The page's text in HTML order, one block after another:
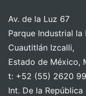
Av. de la Luz 67
Parque Industrial la
Cuautitlán Izcalli,
Estado de México,
t: +52 (55) 2620
Int. De la República